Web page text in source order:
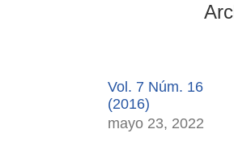
Vol. 7 Núm. 16
(2016)
mayo 23, 2022